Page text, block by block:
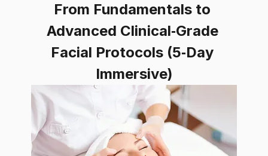
From Fundamentals to
Advanced Clinical‑Grade
Facial Protocols (5‑Day
Immersive)